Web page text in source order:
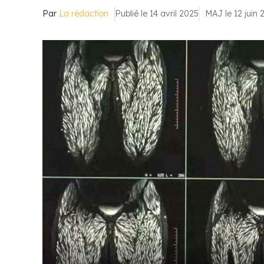
Par La rédaction Publié le 14 avril 2025 MAJ le 12 juin